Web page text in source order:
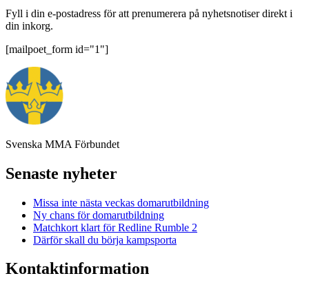
Fyll i din e-postadress för att prenumerera på nyhetsnotiser direkt i
din inkorg.
[mailpoet_form id="1"]
Svenska MMA Förbundet
Senaste nyheter
Missa inte nästa veckas domarutbildning
Ny chans för domarutbildning
Matchkort klart för Redline Rumble 2
Därför skall du börja kampsporta
Kontaktinformation